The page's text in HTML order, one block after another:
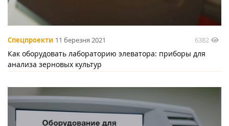
Спецпроекти 11 березня 2021 6382
Как оборудовать лабораторию элеватора: приборы для
анализа зерновых культур